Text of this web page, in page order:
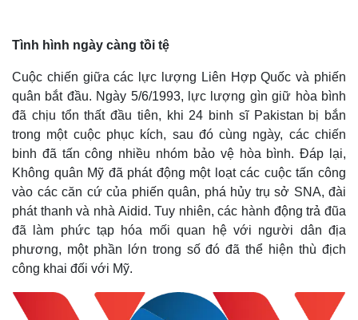
Tình hình ngày càng tồi tệ
Cuộc chiến giữa các lực lượng Liên Hợp Quốc và phiến
quân bắt đầu. Ngày 5/6/1993, lực lượng gìn giữ hòa bình
đã chịu tổn thất đầu tiên, khi 24 binh sĩ Pakistan bị bắn
trong một cuộc phục kích, sau đó cùng ngày, các chiến
binh đã tấn công nhiều nhóm bảo vệ hòa bình. Đáp lại,
Không quân Mỹ đã phát động một loạt các cuộc tấn công
vào các căn cứ của phiến quân, phá hủy trụ sở SNA, đài
phát thanh và nhà Aidid. Tuy nhiên, các hành động trả đũa
đã làm phức tạp hóa mối quan hệ với người dân địa
phương, một phần lớn trong số đó đã thể hiện thù địch
công khai đối với Mỹ.